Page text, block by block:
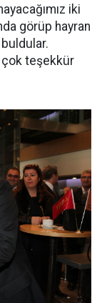
iki
görüp hayran
çok teşekkür